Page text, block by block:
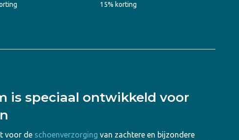
15% korting
is speciaal ontwikkeld voor
voor de schoenverzorging van zachtere en bijzondere